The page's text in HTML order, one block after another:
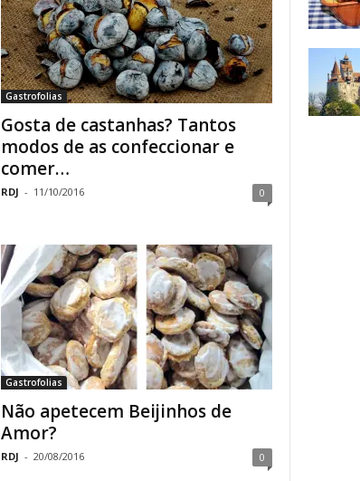
Gastrofolias
Gosta de castanhas? Tantos
modos de as confeccionar e
comer…
RDJ - 11/10/2016 0
Gastrofolias
Não apetecem Beijinhos de
Amor?
RDJ - 20/08/2016 0